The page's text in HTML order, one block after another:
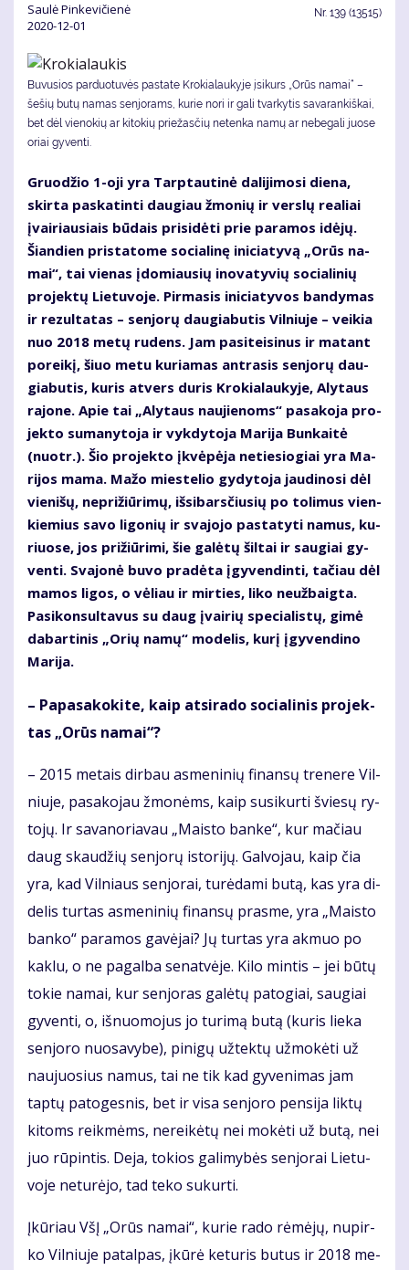
Saulė Pinkevičienė
2020-12-01
Nr. 139 (13515)
Buvusios parduotuvės pastate Krokialaukyje įsikurs „Orūs namai“ –
šešių butų namas senjorams, kurie nori ir gali tvarkytis savarankiškai,
bet dėl vienokių ar kitokių priežasčių netenka namų ar nebegali juose
oriai gyventi.
Gruo­džio 1-oji yra Tarp­tau­ti­nė da­li­ji­mo­si die­na,
skir­ta pa­ska­tin­ti dau­giau žmo­nių ir ver­slų re­a­liai
įvai­riau­siais bū­dais pri­si­dė­ti prie pa­ra­mos idė­jų.
Šian­dien pri­sta­to­me so­cia­li­nę ini­cia­ty­vą „Orūs na­
mai“, tai vie­nas įdo­miau­sių ino­va­ty­vių so­cia­li­nių
pro­jek­tų Lie­tu­vo­je. Pir­ma­sis ini­cia­ty­vos ban­dy­mas
ir re­zul­ta­tas – sen­jo­rų dau­gia­bu­tis Vil­niu­je – vei­kia
nuo 2018 me­tų ru­dens. Jam pa­si­tei­si­nus ir ma­tant
po­rei­kį, šiuo me­tu ku­ria­mas ant­ra­sis sen­jo­rų dau­
gia­bu­tis, ku­ris at­vers du­ris Kro­kia­lau­ky­je, Aly­taus
ra­jo­ne. Apie tai „Aly­taus nau­jie­noms“ pa­sa­ko­ja pro­
jek­to su­ma­ny­to­ja ir vyk­dy­to­ja Ma­ri­ja Bun­kai­tė
(nuotr.). Šio pro­jek­to įkvė­pė­ja ne­tie­sio­giai yra Ma­
ri­jos ma­ma. Ma­žo mies­te­lio gy­dy­to­ja jau­di­no­si dėl
vie­ni­šų, ne­pri­žiū­ri­mų, iš­si­bars­čiu­sių po to­li­mus vien­
kie­mius sa­vo li­go­nių ir sva­jo­jo pa­sta­ty­ti na­mus, ku­
riuo­se, jos pri­žiū­ri­mi, šie ga­lė­tų šil­tai ir sau­giai gy­
ven­ti. Sva­jo­nė bu­vo pra­dė­ta įgy­ven­din­ti, ta­čiau dėl
ma­mos li­gos, o vė­liau ir mir­ties, li­ko ne­už­baig­ta.
Pa­si­kon­sul­ta­vus su daug įvai­rių spe­cia­lis­tų, gi­mė
da­bar­ti­nis „Orių na­mų“ mo­de­lis, ku­rį įgy­ven­di­no
Ma­ri­ja.
– Pa­pa­sa­ko­ki­te, kaip at­si­ra­do so­cia­li­nis pro­jek­
tas „Orūs na­mai“?
– 2015 me­tais dir­bau as­me­ni­nių fi­nan­sų tre­ne­re Vil­
niu­je, pa­sa­ko­jau žmo­nėms, kaip su­si­kur­ti švie­sų ry­
to­jų. Ir sa­va­no­ria­vau „Mais­to ban­ke“, kur ma­čiau
daug skau­džių sen­jo­rų is­to­ri­jų. Gal­vo­jau, kaip čia
yra, kad Vil­niaus sen­jo­rai, tu­rė­da­mi bu­tą, kas yra di­
de­lis tur­tas as­me­ni­nių fi­nan­sų pras­me, yra „Mais­to
ban­ko“ pa­ra­mos ga­vė­jai? Jų tur­tas yra ak­muo po
kak­lu, o ne pa­gal­ba se­nat­vė­je. Ki­lo min­tis – jei bū­tų
to­kie na­mai, kur sen­jo­ras ga­lė­tų pa­to­giai, sau­giai
gy­ven­ti, o, iš­nuo­mo­jus jo tu­ri­mą bu­tą (ku­ris lie­ka
sen­jo­ro nuo­sa­vy­be), pi­ni­gų už­tek­tų už­mo­kė­ti už
nau­juo­sius na­mus, tai ne tik kad gy­ve­ni­mas jam
tap­tų pa­to­ges­nis, bet ir vi­sa sen­jo­ro pen­si­ja lik­tų
ki­toms reik­mėms, ne­rei­kė­tų nei mo­kė­ti už bu­tą, nei
juo rū­pin­tis. De­ja, to­kios ga­li­my­bės sen­jo­rai Lie­tu­
vo­je ne­tu­rė­jo, tad te­ko su­kur­ti.
Įkū­riau VšĮ „Orūs na­mai“, ku­rie ra­do rė­mė­jų, nu­pir­
ko Vil­niu­je pa­tal­pas, įkū­rė ke­tu­ris bu­tus ir 2018 me­